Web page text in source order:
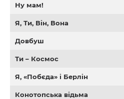
Ну мам!
Я, Ти, Він, Вона
Довбуш
Ти – Космос
Я, «Побєда» і Берлін
Конотопська відьма